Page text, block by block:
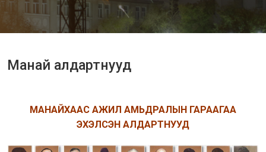
Манай алдартнууд
МАНАЙХААС АЖИЛ АМЬДРАЛЫН ГАРААГАА
ЭХЭЛСЭН АЛДАРТНУУД